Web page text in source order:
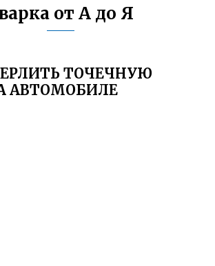
от А до Я
ТОЧЕЧНУЮ
АВТОМОБИЛЕ